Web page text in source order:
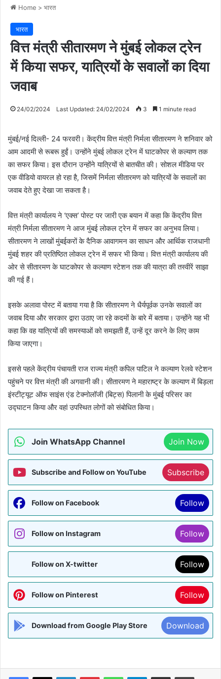
Home > भारत
भारत
वित्त मंत्री सीतारमण ने मुंबई लोकल ट्रेन
में किया सफर, यात्रियों के सवालों का दिया
जवाब
24/02/2024 Last Updated: 24/02/2024 3 1 minute read
मुंबई/नई दिल्ली- 24 फरवरी। केंद्रीय वित्त मंत्री निर्मला सीतारमण ने शनिवार को
आम आदमी से रूबरू हुईं। उन्होंने मुंबई लोकल ट्रेन में घाटकोपर से कल्याण तक
का सफर किया। इस दौरान उन्होंने यात्रियों से बातचीत की। सोशल मीडिया पर
एक वीडियो वायरल हो रहा है, जिसमें निर्मला सीतारमण को यात्रियों के सवालों का
जवाब देते हुए देखा जा सकता है।
वित्त मंत्री कार्यालय ने ‘एक्स’ पोस्ट पर जारी एक बयान में कहा कि केंद्रीय वित्त
मंत्री निर्मला सीतारमण ने आज मुंबई लोकल ट्रेन में सफर का अनुभव लिया।
सीतारमण ने लाखों मुंबईकरों के दैनिक आवागमन का साधन और आर्थिक राजधानी
मुंबई शहर की प्रतिष्ठित लोकल ट्रेन में सफर भी किया। वित्त मंत्री कार्यालय की
ओर से सीतारमण के घाटकोपर से कल्याण स्टेशन तक की यात्रा की तस्वीरें साझा
की गई हैं।
इसके अलावा पोस्ट में बताया गया है कि सीतारमण ने धैर्यपूर्वक उनके सवालों का
जवाब दिया और सरकार द्वारा उठाए जा रहे कदमों के बारे में बताया। उन्होंने यह भी
कहा कि वह यात्रियों की समस्याओं को समझती हैं, उन्हें दूर करने के लिए काम
किया जाएगा।
इससे पहले केंद्रीय पंचायती राज राज्य मंत्री कपिल पाटिल ने कल्याण रेलवे स्टेशन
पहुंचने पर वित्त मंत्री की अगवानी की। सीतारमण ने महाराष्ट्र के कल्याण में बिड़ला
इंस्टीट्यूट ऑफ साइंस एंड टेक्नोलॉजी (बिट्स) पिलानी के मुंबई परिसर का
उद्घाटन किया और वहां उपस्थित लोगों को संबोधित किया।
Join WhatsApp Channel Join Now
Subscribe and Follow on YouTube Subscribe
Follow on Facebook Follow
Follow on Instagram Follow
Follow on X-twitter Follow
Follow on Pinterest Follow
Download from Google Play Store Download
Facebook
X LinkedInPinterestWhatsAppTelegramShare via Email Print